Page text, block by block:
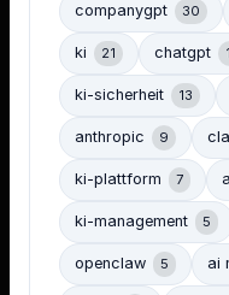
companygpt 30
ki 21 chatgpt
ki-sicherheit 13
anthropic 9
ki-plattform 7
ki-management 5
openclaw 5 ai